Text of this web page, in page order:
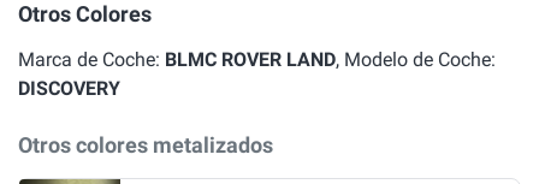
Otros Colores
Marca de Coche: BLMC ROVER LAND, Modelo de Coche:
DISCOVERY
Otros colores metalizados